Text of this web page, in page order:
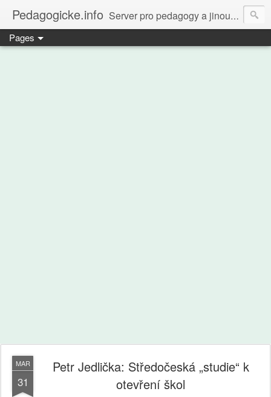
Pedagogicke.info Server pro pedagogy a jinou zvířenu
Pages
MAR
31
Petr Jedlička: Středočeská „studie“ k
otevření škol